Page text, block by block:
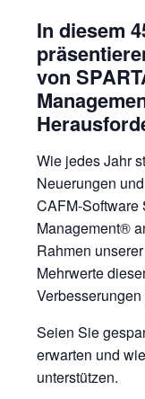
In diesem
von
Wie jedes Jahr
Neuerungen
CAFM-Software
Management®
Rahmen
Mehrwerte
Seien Sie
erwarten und
unterstützen.